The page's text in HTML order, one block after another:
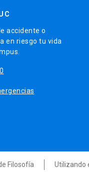
accidente o
en riesgo tu vida
Filosofía Utilizando